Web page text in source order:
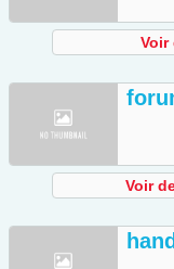
Voir
Voir